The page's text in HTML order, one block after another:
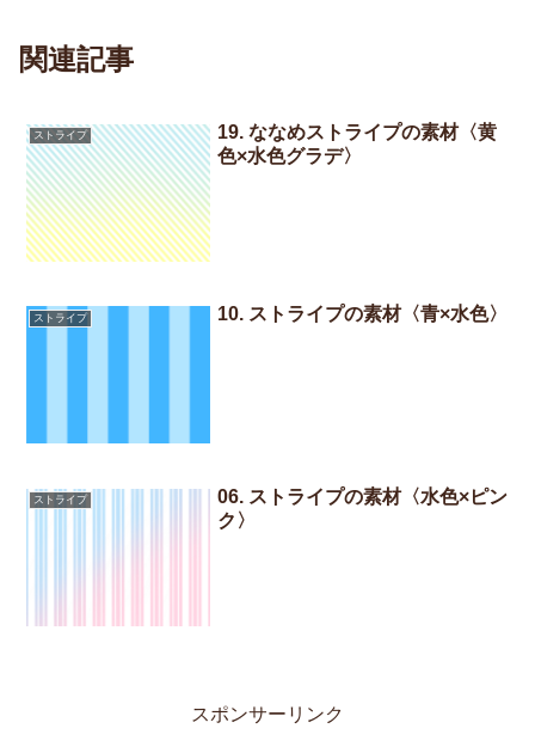
関連記事
ストライプ
19. ななめストライプの素材〈黄
色×水色グラデ〉
ストライプ 10. ストライプの素材〈青×水色〉
ストライプ
06. ストライプの素材〈水色×ピン
ク〉
スポンサーリンク